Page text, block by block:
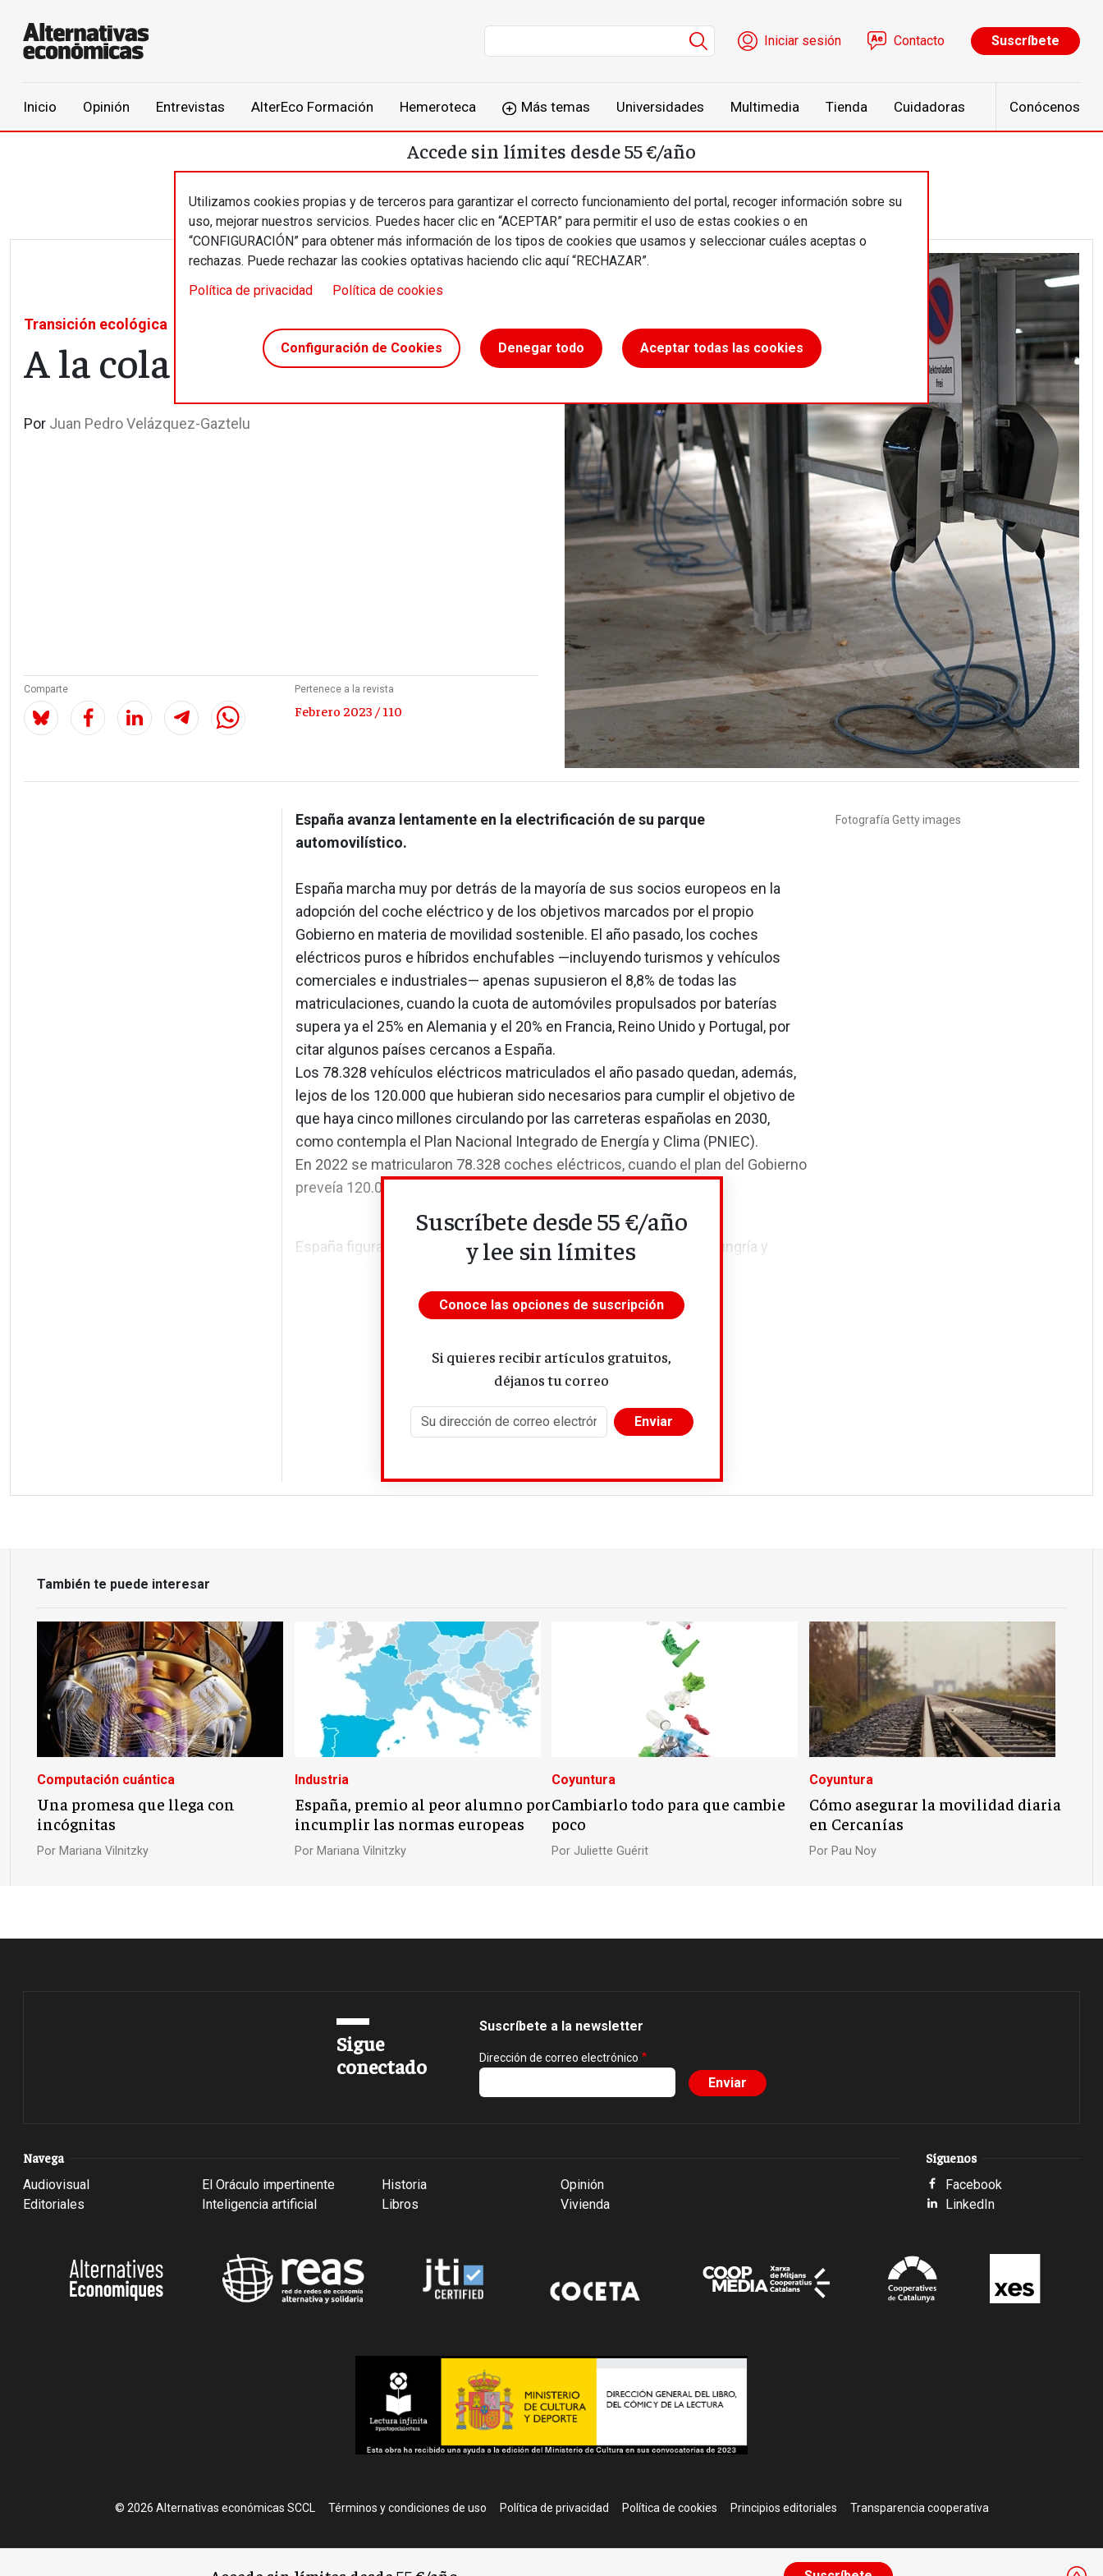
Menú de cuenta de usuario
Iniciar sesión Contacto Suscríbete
Inicio Opinión Entrevistas AlterEco Formación Hemeroteca Más temas Universidades Multimedia Tienda Cuidadoras Conócenos
Utilizamos cookies propias y de terceros para garantizar el correcto funcionamiento del portal, recoger información sobre su
uso, mejorar nuestros servicios. Puedes hacer clic en “ACEPTAR” para permitir el uso de estas cookies o en
“CONFIGURACIÓN” para obtener más información de los tipos de cookies que usamos y seleccionar cuáles aceptas o
rechazas. Puede rechazar las cookies optativas haciendo clic aquí “RECHAZAR”.
Política de privacidad
Política de cookies
Configuración de Cookies Denegar todo Aceptar todas las cookies
Accede sin límites desde 55 €/año
Transición ecológica
A la cola de Europa
Por Juan Pedro Velázquez-Gaztelu
Comparte Pertenece a la revista
Febrero 2023 / 110
Fotografía Getty images
España avanza lentamente en la electrificación de su parque
automovilístico.
España marcha muy por detrás de la mayoría de sus socios europeos en la
adopción del coche eléctrico y de los objetivos marcados por el propio
Gobierno en materia de movilidad sostenible. El año pasado, los coches
eléctricos puros e híbridos enchufables —incluyendo turismos y vehículos
comerciales e industriales— apenas supusieron el 8,8% de todas las
matriculaciones, cuando la cuota de automóviles propulsados por baterías
supera ya el 25% en Alemania y el 20% en Francia, Reino Unido y Portugal, por
citar algunos países cercanos a España.
Los 78.328 vehículos eléctricos matriculados el año pasado quedan, además,
lejos de los 120.000 que hubieran sido necesarios para cumplir el objetivo de
que haya cinco millones circulando por las carreteras españolas en 2030,
como contempla el Plan Nacional Integrado de Energía y Clima (PNIEC).
En 2022 se matricularon 78.328 coches eléctricos, cuando el plan del Gobierno
preveía 120.000
España figura en el antepenúltimo puesto —solo por delante de Hungría y
Suscríbete desde 55 €/año
y lee sin límites
Conoce las opciones de suscripción
Si quieres recibir artículos gratuitos,
déjanos tu correo
También te puede interesar
Computación cuántica
Una promesa que llega con
incógnitas
Por Mariana Vilnitzky
Industria
España, premio al peor alumno por
incumplir las normas europeas
Por Mariana Vilnitzky
Coyuntura
Cambiarlo todo para que cambie
poco
Por Juliette Guérit
Coyuntura
Cómo asegurar la movilidad diaria
en Cercanías
Por Pau Noy
Sigue
conectado
Suscríbete a la newsletter
Dirección de correo electrónico
Navega
Audiovisual
Editoriales
El Oráculo impertinente
Inteligencia artificial
Historia
Libros
Opinión
Vivienda
Síguenos
Facebook
LinkedIn
© 2026 Alternativas económicas SCCL Footer
Términos y condiciones de uso Política de privacidad Política de cookies Principios editoriales Transparencia cooperativa